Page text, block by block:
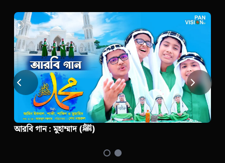
আরবি গান : মুহাম্মাদ (ﷺ)